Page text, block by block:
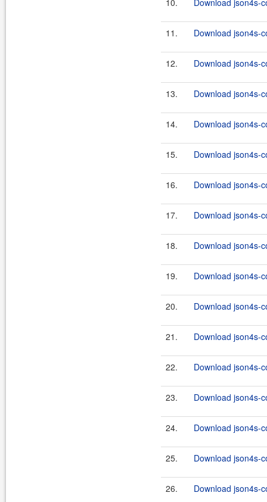
10. Download json4s-
11. Download json4s-
12. Download json4s-
13. Download json4s-
14. Download json4s-
15. Download json4s-
16. Download json4s-
17. Download json4s-
18. Download json4s-
19. Download json4s-
20. Download json4s-
21. Download json4s-
22. Download json4s-
23. Download json4s-
24. Download json4s-
25. Download json4s-
26. Download json4s-